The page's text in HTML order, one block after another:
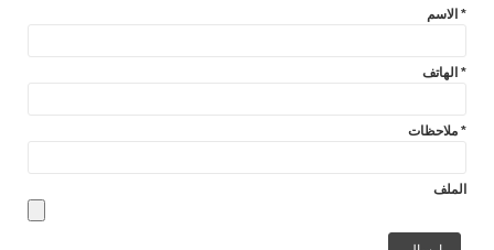
الاسم *
الهاتف *
ملاحظات *
الملف